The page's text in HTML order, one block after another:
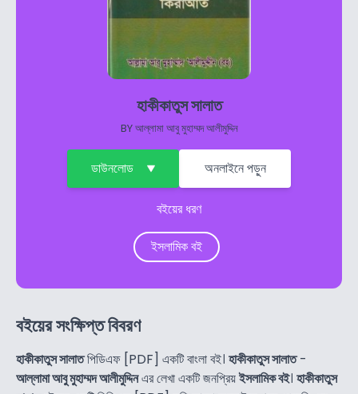
হাকীকাতুস সালাত
BYআল্লামা আবু মুহাম্মদ আলীমুদ্দিন
ডাউনলোড অনলাইনে পড়ুন
বইয়ের ধরণ
ইসলামিক বই
বইয়ের সংক্ষিপ্ত বিবরণ
হাকীকাতুস সালাতপিডিএফ [PDF] একটি বাংলা বই। হাকীকাতুস সালাত-
আল্লামা আবু মুহাম্মদ আলীমুদ্দিনএর লেখা একটি জনপ্রিয়ইসলামিক বই। হাকীকাতুস